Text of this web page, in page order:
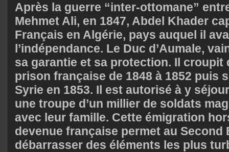
Après la guerre “inter-ottomane”
Mehmet Ali, en 1847, Abdel Khader
Français en Algérie, pays auquel il
l’indépendance. Le Duc d’Aumale,
sa garantie et sa protection. Il croupit
prison française de 1848 à 1852 puis
Syrie en 1853. Il est autorisé à y
une troupe d’un millier de soldats
avec leur famille. Cette émigration
devenue française permet au Second
débarrasser des éléments les plus